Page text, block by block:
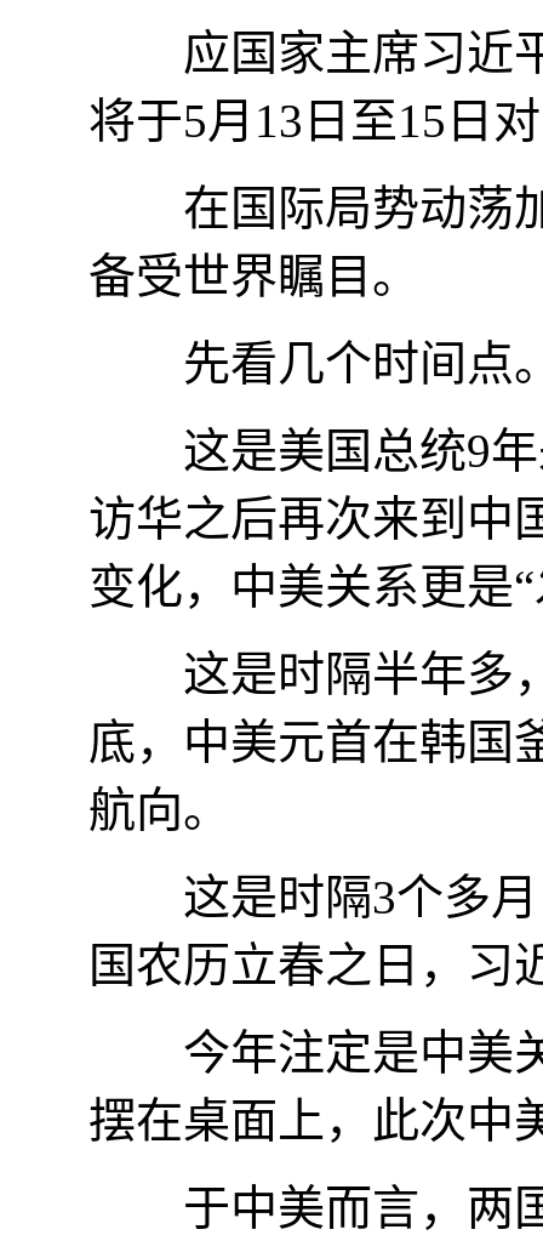
应国家主席习近平
将于5月13日至15日
在国际局势动荡加
备受世界瞩目。
先看几个时间点
这是美国总统9年
访华之后再次来到中
变化，中美关系更是
这是时隔半年多，
底，中美元首在韩国
航向。
这是时隔3个多月
国农历立春之日，习
今年注定是中美关
摆在桌面上，此次中
于中美而言，两国